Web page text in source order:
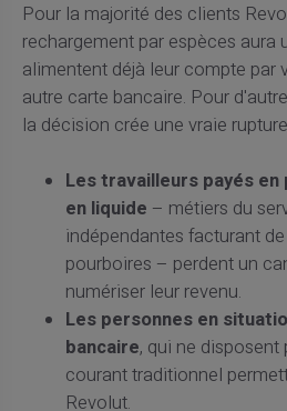
Pour la majorité des clients
rechargement par espèces aura
alimentent déjà leur compte par
autre carte bancaire. Pour
la décision crée une vraie
Les travailleurs payés
en liquide – métiers du
indépendantes facturant
pourboires – perdent un
numériser leur revenu.
Les personnes en
bancaire, qui ne
courant traditionnel
Revolut.